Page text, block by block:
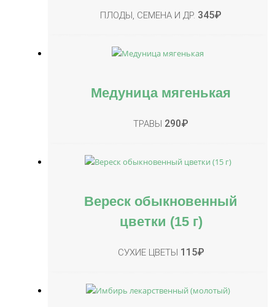
ПЛОДЫ, СЕМЕНА И ДР. 345₽
Медуница мягенькая
ТРАВЫ 290₽
Вереск обыкновенный
цветки (15 г)
СУХИЕ ЦВЕТЫ 115₽